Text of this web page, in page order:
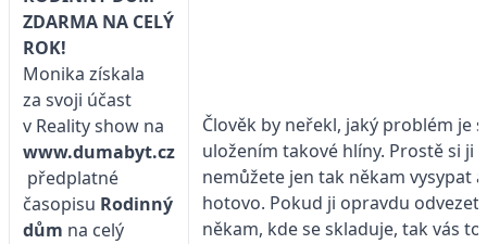
ZDARMA NA CELÝ
ROK!
Monika získala
za svoji účast
v Reality show na
www.dumabyt.cz
předplatné
časopisu Rodinný
dům na celý
Člověk by neřekl, jaký problém je s
uložením takové hlíny. Prostě si ji
nemůžete jen tak někam vysypat a
hotovo. Pokud ji opravdu
někam, kde se skladuje, tak vás to